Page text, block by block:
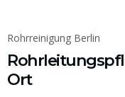
Rohrreinigung Berlin
Ort